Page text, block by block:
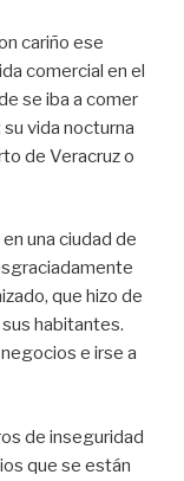
cariño ese
comercial en el
se iba a comer
su vida nocturna
de Veracruz o
una ciudad de
que hizo de
habitantes.
e irse a
de inseguridad
que se están